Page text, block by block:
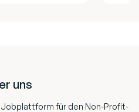
uns
für den Non-Profit-